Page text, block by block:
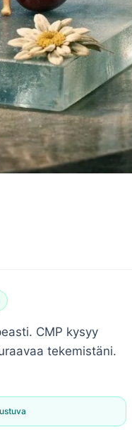
CMP kysyy
tekemistäni.